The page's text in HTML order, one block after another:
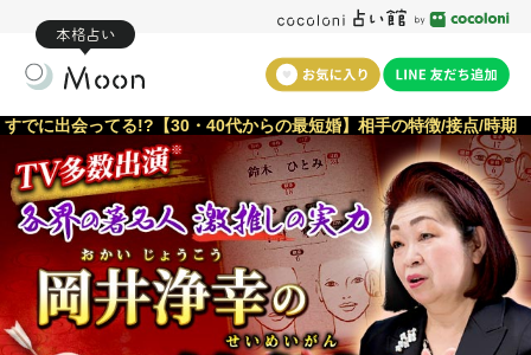
本格占い
すでに出会ってる!?【30・40代からの最短婚】相手の特徴/接点/時期